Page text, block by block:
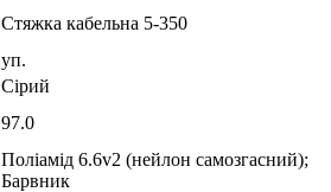
Cтяжка кабельна 5-350
уп.
Сірий
97.0
Поліамід 6.6v2 (нейлон самозгасний);
Барвник